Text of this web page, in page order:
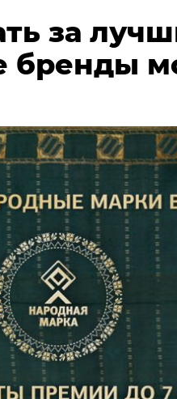
за
бренды